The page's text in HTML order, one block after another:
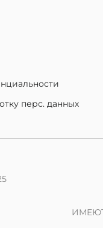
перс. данных